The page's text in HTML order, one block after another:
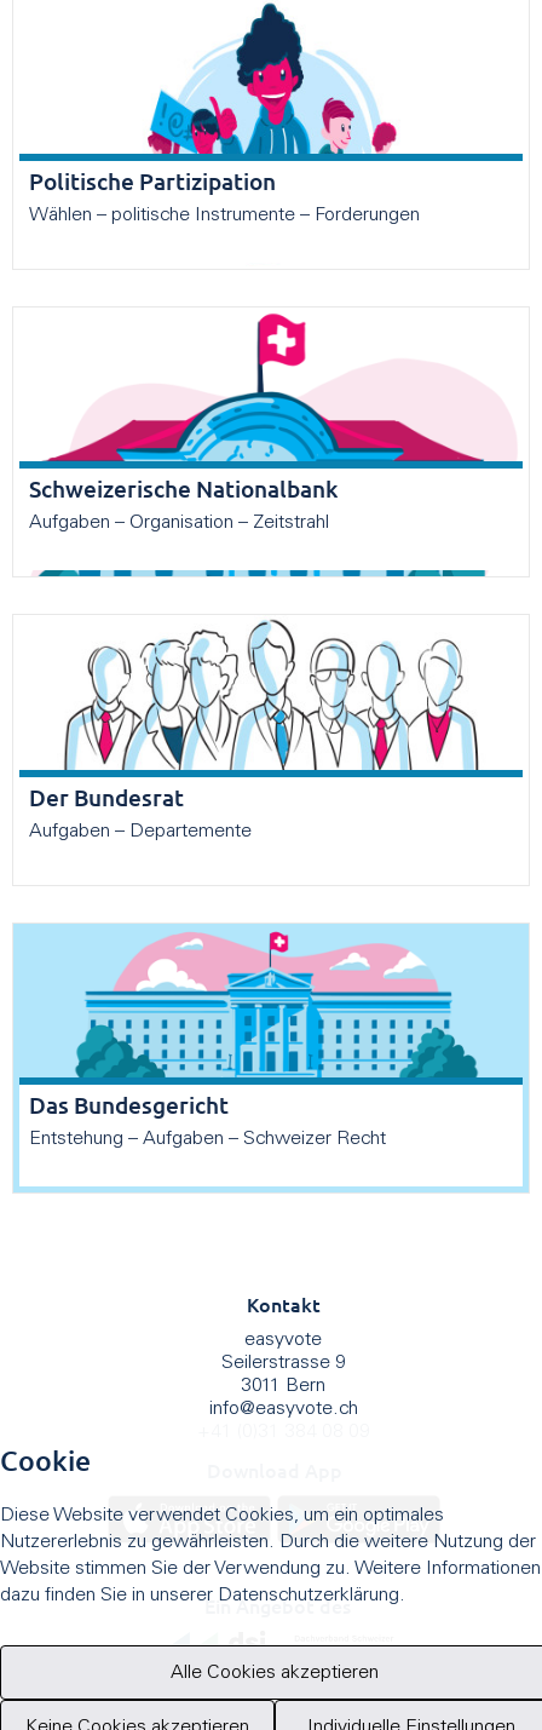
Politische Partizipation
Wählen – politische Instrumente – Forderungen
Schweizerische Nationalbank
Aufgaben – Organisation – Zeitstrahl
Der Bundesrat
Aufgaben – Departemente
Das Bundesgericht
Entstehung – Aufgaben – Schweizer Recht
Kontakt
easyvote
Seilerstrasse 9
3011 Bern
info@easyvote.ch
Ein Angebot des
Cookie
Diese Website verwendet Cookies, um ein optimales
Nutzererlebnis zu gewährleisten. Durch die weitere Nutzung der
Website stimmen Sie der Verwendung zu. Weitere Informationen
dazu finden Sie in unserer Datenschutzerklärung.
Alle Cookies akzeptieren